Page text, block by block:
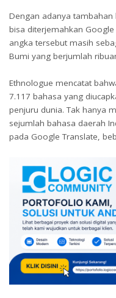
Dengan adanya
bisa diterjemahkan
angka tersebut masih
Bumi yang berjumlah
Ethnologue mencatat
7.117 bahasa yang
penjuru dunia. Tak hanya
sejumlah bahasa daerah
pada Google Translate,